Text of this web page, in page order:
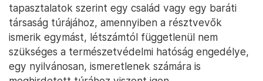
tapasztalatok szerint egy család vagy egy baráti
társaság túrájához, amennyiben a résztvevők
ismerik egymást, létszámtól függetlenül nem
szükséges a természetvédelmi hatóság engedélye,
egy nyilvánosan, ismeretlenek számára is